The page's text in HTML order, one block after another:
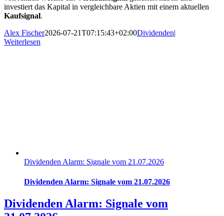
investiert das Kapital in vergleichbare Aktien mit einem aktuellen
Kaufsignal.
Alex Fischer2026-07-21T07:15:43+02:00Dividenden|
Weiterlesen
Dividenden Alarm: Signale vom 21.07.2026
Dividenden Alarm: Signale vom 21.07.2026
Dividenden Alarm: Signale vom